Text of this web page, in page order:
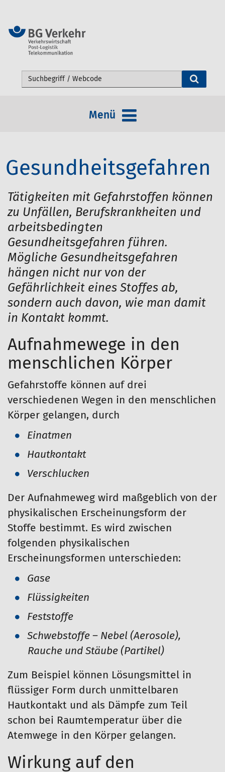
Webseite durchsuchen
Menü
Gesundheitsgefahren
Tätigkeiten mit Gefahrstoffen können
zu Unfällen, Berufskrankheiten und
arbeitsbedingten
Gesundheitsgefahren führen.
Mögliche Gesundheitsgefahren
hängen nicht nur von der
Gefährlichkeit eines Stoffes ab,
sondern auch davon, wie man damit
in Kontakt kommt.
Aufnahmewege in den
menschlichen Körper
Gefahrstoffe können auf drei
verschiedenen Wegen in den menschlichen
Körper gelangen, durch
Einatmen
Hautkontakt
Verschlucken
Der Aufnahmeweg wird maßgeblich von der
physikalischen Erscheinungsform der
Stoffe bestimmt. Es wird zwischen
folgenden physikalischen
Erscheinungsformen unterschieden:
Gase
Flüssigkeiten
Feststoffe
Schwebstoffe – Nebel (Aerosole),
Rauche und Stäube (Partikel)
Zum Beispiel können Lösungsmittel in
flüssiger Form durch unmittelbaren
Hautkontakt und als Dämpfe zum Teil
schon bei Raumtemperatur über die
Atemwege in den Körper gelangen.
Wirkung auf den